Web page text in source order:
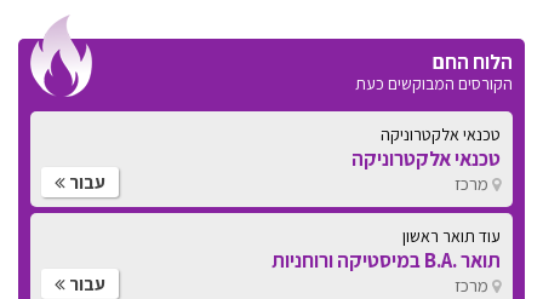
הלוח החם
הקורסים המבוקשים כעת
עוד תואר ראשון
תואר .B.A במיסטיקה ורוחניות
מרכז עבור
בטיחות
קורס עבודה בגובה
דרום עבור